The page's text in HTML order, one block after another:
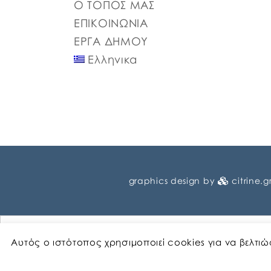
Ο ΤΟΠΟΣ ΜΑΣ
ΕΠΙΚΟΙΝΩΝΙΑ
ΕΡΓΑ ΔΗΜΟΥ
Ελληνικα
graphics design by
Αυτός ο ιστότοπος χρησιμοποιεί cookies για να